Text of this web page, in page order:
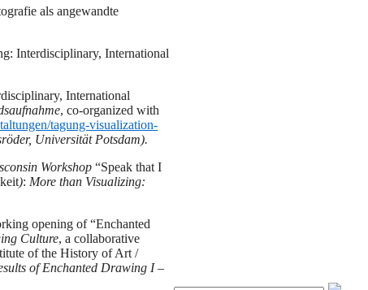
als angewandte
Interdisciplinary, International
International
, co-organized with
tagung-visualization-
Universität Potsdam).
Workshop “Speak that I
): More than Visualizing:
opening of “Enchanted
Culture, a collaborative
of the History of Art /
of Enchanted Drawing I –